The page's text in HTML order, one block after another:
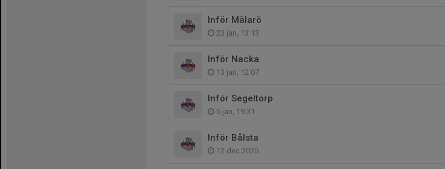
Inför Mälarö
23 jan, 13:13
Inför Nacka
13 jan, 12:07
Inför Segeltorp
5 jan, 19:31
Inför Bålsta
12 dec 2025